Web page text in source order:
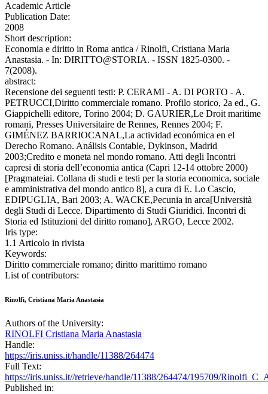
Academic Article
Publication Date:
2008
Short description:
Economia e diritto in Roma antica / Rinolfi, Cristiana Maria
Anastasia. - In: DIRITTO@STORIA. - ISSN 1825-0300. -
7(2008).
abstract:
Recensione dei seguenti testi: P. CERAMI - A. DI PORTO - A.
PETRUCCI,Diritto commerciale romano. Profilo storico, 2a ed., G.
Giappichelli editore, Torino 2004; D. GAURIER,Le Droit maritime
romani, Presses Universitaire de Rennes, Rennes 2004; F.
GIMÉNEZ BARRIOCANAL,La actividad económica en el
Derecho Romano. Análisis Contable, Dykinson, Madrid
2003;Credito e moneta nel mondo romano. Atti degli Incontri
capresi di storia dell’economia antica (Capri 12-14 ottobre 2000)
[Pragmateiai. Collana di studi e testi per la storia economica, sociale
e amministrativa del mondo antico 8], a cura di E. Lo Cascio,
EDIPUGLIA, Bari 2003; A. WACKE,Pecunia in arca[Università
degli Studi di Lecce. Dipartimento di Studi Giuridici. Incontri di
Storia ed Istituzioni del diritto romano], ARGO, Lecce 2002.
Iris type:
1.1 Articolo in rivista
Keywords:
Diritto commerciale romano; diritto marittimo romano
List of contributors:
Rinolfi, Cristiana Maria Anastasia
Authors of the University:
RINOLFI Cristiana Maria Anastasia
Handle:
https://iris.uniss.it/handle/11388/264474
Full Text:
https://iris.uniss.it//retrieve/handle/11388/264474/195709/
Published in: